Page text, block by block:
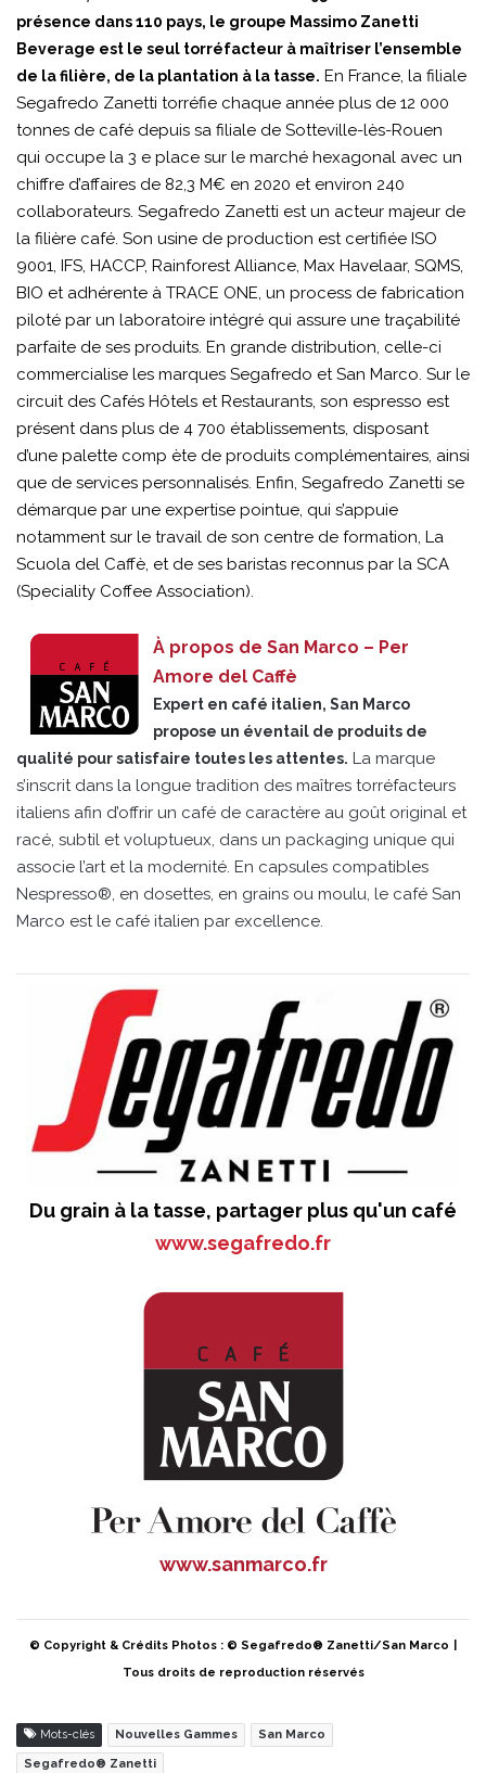
présence dans 110 pays, le groupe Massimo Zanetti
Beverage est le seul torréfacteur à maîtriser l’ensemble
de la filière, de la plantation à la tasse. En France, la filiale
Segafredo Zanetti torréfie chaque année plus de 12 000
tonnes de café depuis sa filiale de Sotteville-lès-Rouen
qui occupe la 3 e place sur le marché hexagonal avec un
chiffre d’affaires de 82,3 M€ en 2020 et environ 240
collaborateurs. Segafredo Zanetti est un acteur majeur de
la filière café. Son usine de production est certifiée ISO
9001, IFS, HACCP, Rainforest Alliance, Max Havelaar, SQMS,
BIO et adhérente à TRACE ONE, un process de fabrication
piloté par un laboratoire intégré qui assure une traçabilité
parfaite de ses produits. En grande distribution, celle-ci
commercialise les marques Segafredo et San Marco. Sur le
circuit des Cafés Hôtels et Restaurants, son espresso est
présent dans plus de 4 700 établissements, disposant
d’une palette comp ète de produits complémentaires, ainsi
que de services personnalisés. Enfin, Segafredo Zanetti se
démarque par une expertise pointue, qui s’appuie
notamment sur le travail de son centre de formation, La
Scuola del Caffè, et de ses baristas reconnus par la SCA
(Speciality Coffee Association).
À propos de San Marco – Per
Amore del Caffè
Expert en café italien, San Marco
propose un éventail de produits de
qualité pour satisfaire toutes les attentes. La marque
s’inscrit dans la longue tradition des maîtres torréfacteurs
italiens afin d’offrir un café de caractère au goût original et
racé, subtil et voluptueux, dans un packaging unique qui
associe l’art et la modernité. En capsules compatibles
Nespresso®, en dosettes, en grains ou moulu, le café San
Marco est le café italien par excellence.
Du grain à la tasse, partager plus qu'un café
www.segafredo.fr
www.sanmarco.fr
© Copyright & Crédits Photos : © Segafredo® Zanetti/San Marco
Tous droits de reproduction réservés
Mots-clés Nouvelles Gammes San Marco
Segafredo® Zanetti